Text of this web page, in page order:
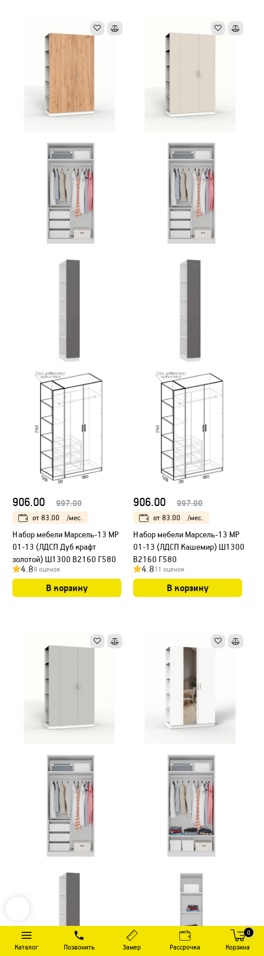
Каталог Позвонить Замер Рассрочка
0
Корзина
906.00 997.00
от 83.00 /мес.
Набор мебели Марсель-13 МР
01-13 (ЛДСП Дуб крафт
золотой) Ш1300 В2160 Г580
4.89 оценок
В корзину
906.00 997.00
от 83.00 /мес.
Набор мебели Марсель-13 МР
01-13 (ЛДСП Кашемир) Ш1300
В2160 Г580
4.811 оценок
В корзину